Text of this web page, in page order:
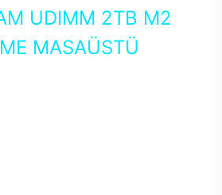
UDIMM 2TB M2
MASAÜSTÜ